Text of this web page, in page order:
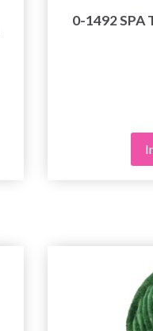
0-1492 SPA